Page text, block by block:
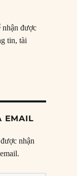
nhận được
tin, tài
EMAIL
nhận